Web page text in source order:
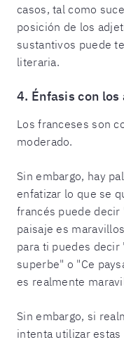
casos, tal como
posición de los
sustantivos puede
literaria.
4. Énfasis con
Los franceses son
moderado.
Sin embargo, hay
enfatizar lo que se
francés puede decir
paisaje es
para ti puedes decir
superbe" o "Ce
es realmente
Sin embargo, si
intenta utilizar